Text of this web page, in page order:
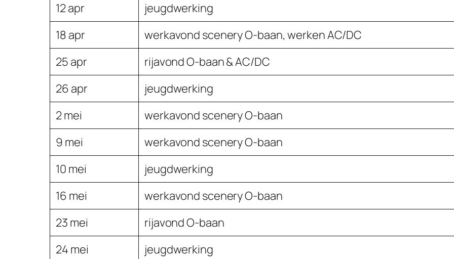
12 apr
jeugdwerking
18 apr
werkavond scenery O-baan, werken AC/DC
25 apr
rijavond O-baan & AC/DC
26 apr
jeugdwerking
2 mei
werkavond scenery O-baan
9 mei
werkavond scenery O-baan
10 mei
jeugdwerking
16 mei
werkavond scenery O-baan
23 mei
rijavond O-baan
24 mei
jeugdwerking